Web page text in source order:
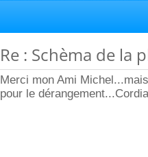
Re : Schèma de la
Merci mon Ami
pour le